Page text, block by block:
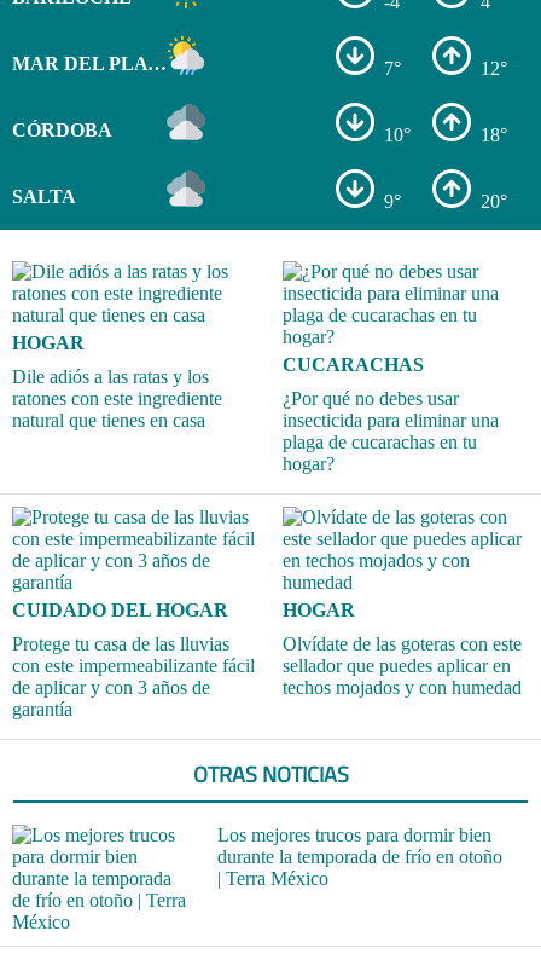
MAR DEL PLATA 7° 12°
CÓRDOBA 10° 18°
SALTA 9° 20°
HOGAR
Dile adiós a las ratas y los
ratones con este ingrediente
natural que tienes en casa
CUCARACHAS
¿Por qué no debes usar
insecticida para eliminar una
plaga de cucarachas en tu
hogar?
CUIDADO DEL HOGAR
Protege tu casa de las lluvias
con este impermeabilizante fácil
de aplicar y con 3 años de
garantía
HOGAR
Olvídate de las goteras con este
sellador que puedes aplicar en
techos mojados y con humedad
OTRAS NOTICIAS
Los mejores trucos para dormir bien
durante la temporada de frío en otoño
| Terra México